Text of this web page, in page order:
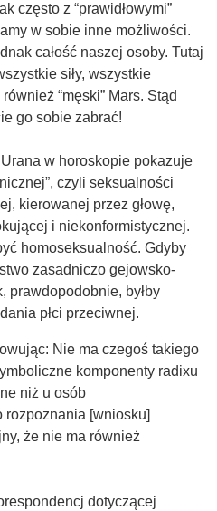
często z “prawidłowymi”
w sobie inne możliwości.
całość naszej osoby. Tutaj
siły, wszystkie
“męski” Mars. Stąd
go sobie zabrać!
w horoskopie pokazuje
czyli seksualności
kierowanej przez głowę,
i niekonformistycznej.
homoseksualność. Gdyby
zasadniczo gejowsko-
prawdopodobnie, byłby
płci przeciwnej.
Nie ma czegoś takiego
komponenty radixu
niż u osób
rozpoznania [wniosku]
że nie ma również
dotyczącej